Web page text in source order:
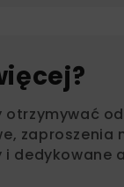
otrzymywać
zaproszenia
dedykowane